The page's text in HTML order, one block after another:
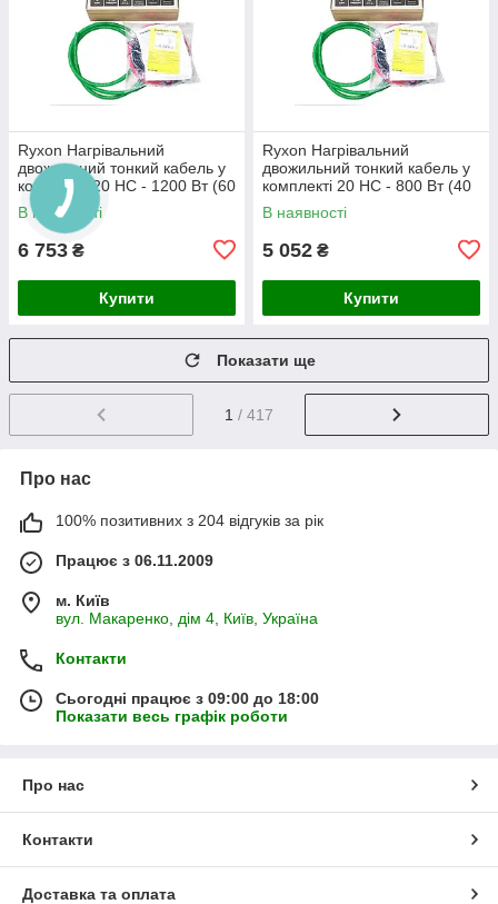
Ryxon Нагрівальний
двожильний тонкий кабель у
комплекті 20 HC - 1200 Вт (60
м)
В наявності
6 753 ₴
Купити
Ryxon Нагрівальний
двожильний тонкий кабель у
комплекті 20 HC - 800 Вт (40
м)
В наявності
5 052 ₴
Купити
Показати ще
1 / 417
Про нас
100% позитивних з 204 відгуків за рік
Працює з 06.11.2009
м. Київ
вул. Макаренко, дім 4, Київ, Україна
Контакти
Сьогодні працює з 09:00 до 18:00
Показати весь графік роботи
Про нас
Контакти
Доставка та оплата